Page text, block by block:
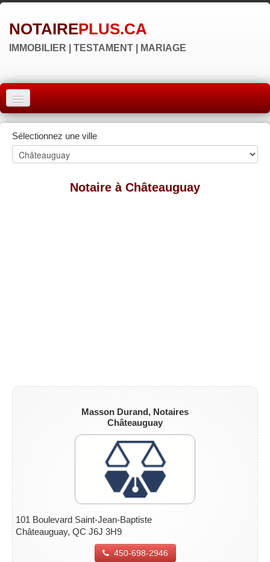
NOTAIREPLUS.CA
IMMOBILIER | TESTAMENT | MARIAGE
ACCUEIL
MONTRÉAL
QUÉBEC
Sélectionnez une ville
Notaire à Châteauguay
Masson Durand, Notaires
Châteauguay
101 Boulevard Saint-Jean-Baptiste
Châteauguay, QC J6J 3H9
450-698-2946